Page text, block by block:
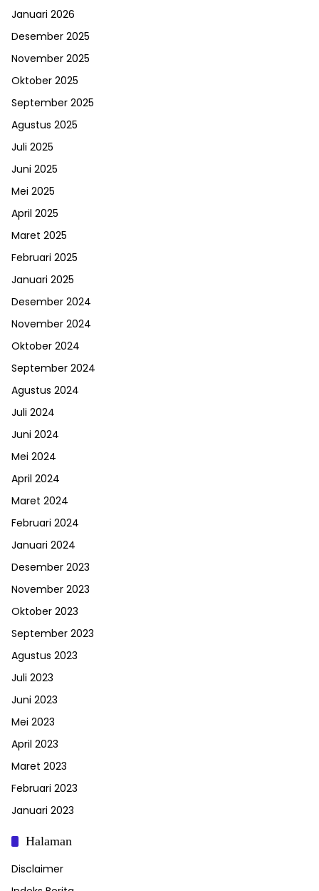
Januari 2026
Desember 2025
November 2025
Oktober 2025
September 2025
Agustus 2025
Juli 2025
Juni 2025
Mei 2025
April 2025
Maret 2025
Februari 2025
Januari 2025
Desember 2024
November 2024
Oktober 2024
September 2024
Agustus 2024
Juli 2024
Juni 2024
Mei 2024
April 2024
Maret 2024
Februari 2024
Januari 2024
Desember 2023
November 2023
Oktober 2023
September 2023
Agustus 2023
Juli 2023
Juni 2023
Mei 2023
April 2023
Maret 2023
Februari 2023
Januari 2023
Halaman
Disclaimer